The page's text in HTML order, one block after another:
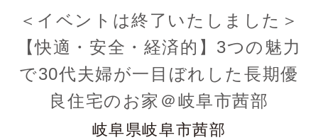
＜イベントは終了いたしました＞
【快適・安全・経済的】3つの魅力
で30代夫婦が一目ぼれした長期優
良住宅のお家＠岐阜市茜部
岐阜県岐阜市茜部